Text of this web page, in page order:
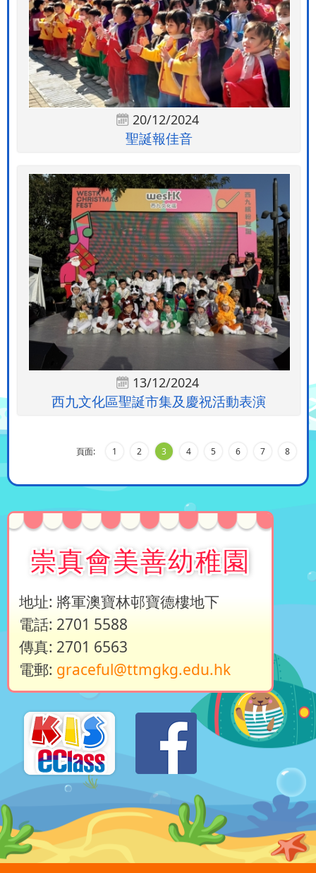
20/12/2024
聖誕報佳音
13/12/2024
西九文化區聖誕市集及慶祝活動表演
頁面: 1 2 3 4 5 6 7 8
崇真會美善幼稚園
地址: 將軍澳寶林邨寶德樓地下
電話: 2701 5588
傳真: 2701 6563
電郵: graceful@ttmgkg.edu.hk